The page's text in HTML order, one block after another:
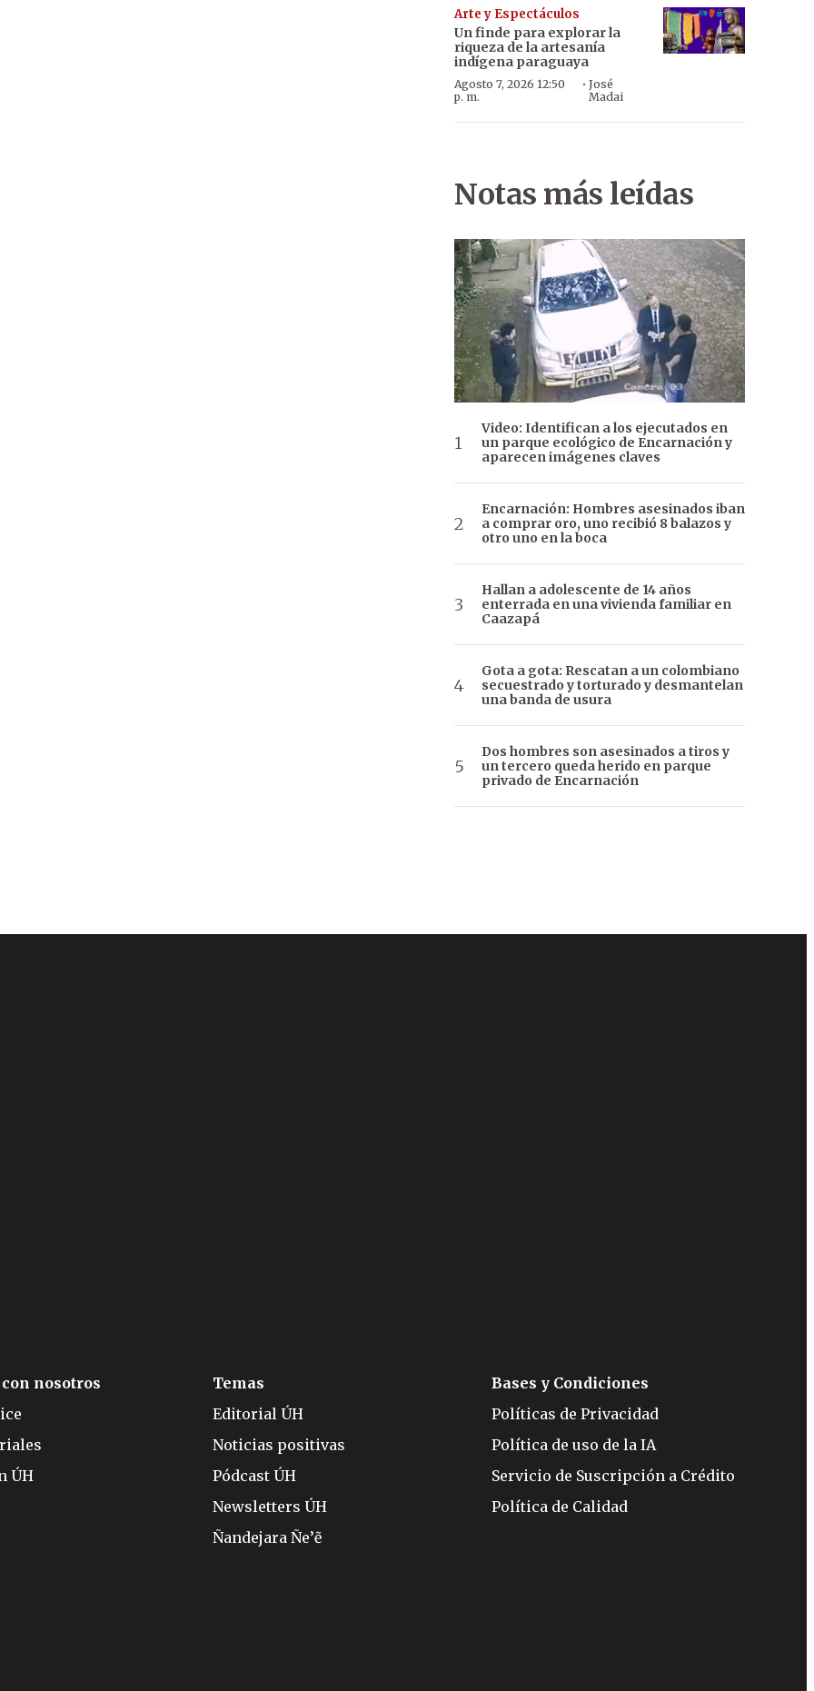
Arte y Espectáculos
Un finde para explorar la
riqueza de la artesanía
indígena paraguaya
Agosto 7, 2026 12:50
p. m.
·José
Madai
Notas más leídas
Video: Identifican a los ejecutados en
un parque ecológico de Encarnación y
aparecen imágenes claves
Encarnación: Hombres asesinados iban
a comprar oro, uno recibió 8 balazos y
otro uno en la boca
Hallan a adolescente de 14 años
enterrada en una vivienda familiar en
Caazapá
Gota a gota: Rescatan a un colombiano
secuestrado y torturado y desmantelan
una banda de usura
Dos hombres son asesinados a tiros y
un tercero queda herido en parque
privado de Encarnación
nosotros
ÚH
Temas
Editorial ÚH
Noticias positivas
Pódcast ÚH
Newsletters ÚH
Ñandejara Ñe’ẽ
Bases y Condiciones
Políticas de Privacidad
Política de uso de la IA
Servicio de Suscripción a Crédito
Política de Calidad